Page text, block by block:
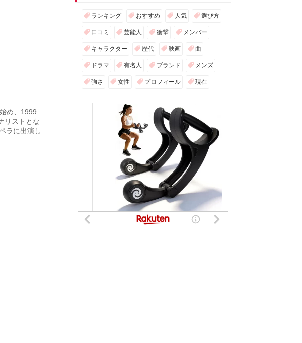
め、1999
リストとな
ラに出演し
ランキング おすすめ 人気 選び方
口コミ 芸能人 衝撃 メンバー
キャラクター 歴代 映画 曲
ドラマ 有名人 ブランド メンズ
強さ 女性 プロフィール 現在